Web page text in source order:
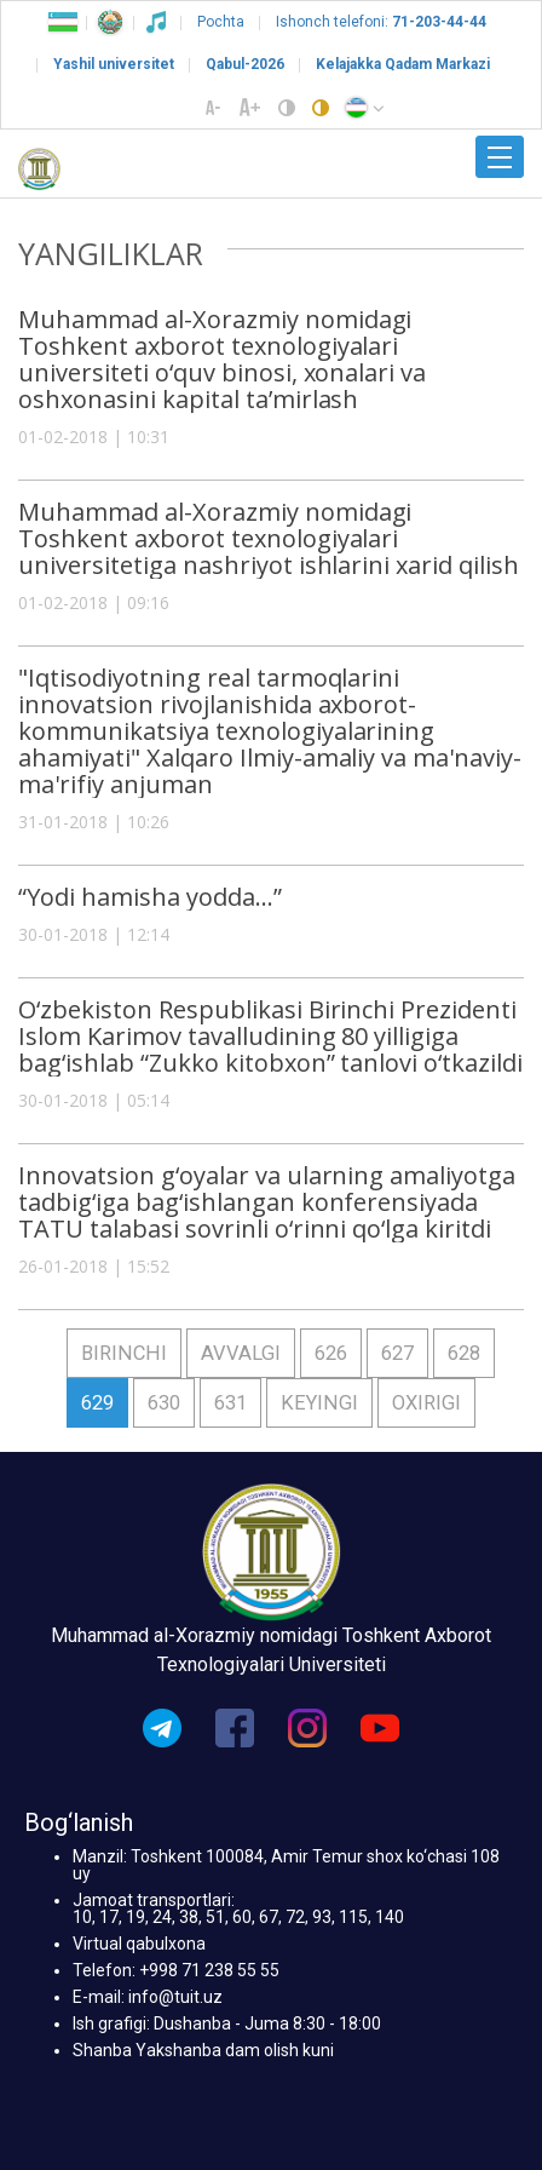
Pochta Ishonch telefoni: 71-203-44-44
Yashil universitet Qabul-2026 Kelajakka Qadam Markazi
YANGILIKLAR
Muhammad al-Xorazmiy nomidagi
Toshkent axborot texnologiyalari
universiteti o‘quv binosi, xonalari va
oshxonasini kapital ta’mirlash
01-02-2018 | 10:31
Muhammad al-Xorazmiy nomidagi
Toshkent axborot texnologiyalari
universitetiga nashriyot ishlarini xarid qilish
01-02-2018 | 09:16
"Iqtisodiyotning real tarmoqlarini
innovatsion rivojlanishida axborot-
kommunikatsiya texnologiyalarining
ahamiyati" Xalqaro Ilmiy-amaliy va ma'naviy-
ma'rifiy anjuman
31-01-2018 | 10:26
“Yodi hamisha yodda...”
30-01-2018 | 12:14
O‘zbekiston Respublikasi Birinchi Prezidenti
Islom Karimov tavalludining 80 yilligiga
bag‘ishlab “Zukko kitobxon” tanlovi o‘tkazildi
30-01-2018 | 05:14
Innovatsion g‘oyalar va ularning amaliyotga
tadbig‘iga bag‘ishlangan konferensiyada
TATU talabasi sovrinli o‘rinni qo‘lga kiritdi
26-01-2018 | 15:52
BIRINCHI AVVALGI 626 627 628
629 630 631 KEYINGI OXIRIGI
Muhammad al-Xorazmiy nomidagi Toshkent Axborot
Texnologiyalari Universiteti
Bog‘lanish
Manzil: Toshkent 100084, Amir Temur shox ko‘chasi 108
uy
Jamoat transportlari:
10, 17, 19, 24, 38, 51, 60, 67, 72, 93, 115, 140
Virtual qabulxona
Telefon: +998 71 238 55 55
E-mail: info@tuit.uz
Ish grafigi: Dushanba - Juma 8:30 - 18:00
Shanba Yakshanba dam olish kuni